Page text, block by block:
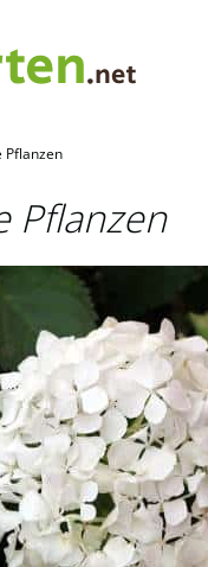
Pflanzen
Pflanzen